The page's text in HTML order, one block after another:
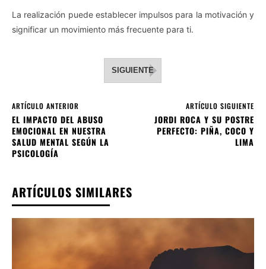
La realización puede establecer impulsos para la motivación y
significar un movimiento más frecuente para ti.
SIGUIENTE
ARTÍCULO ANTERIOR
EL IMPACTO DEL ABUSO
EMOCIONAL EN NUESTRA
SALUD MENTAL SEGÚN LA
PSICOLOGÍA
ARTÍCULO SIGUIENTE
JORDI ROCA Y SU POSTRE
PERFECTO: PIÑA, COCO Y
LIMA
ARTÍCULOS SIMILARES